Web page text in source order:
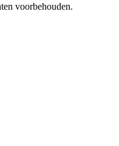
voorbehouden.